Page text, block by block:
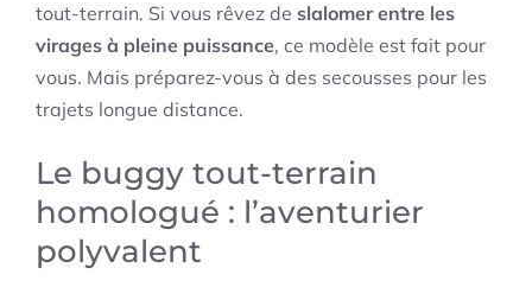
tout-terrain. Si vous rêvez de slalomer entre les
virages à pleine puissance, ce modèle est fait pour
vous. Mais préparez-vous à des secousses pour les
trajets longue distance.
Le buggy tout-terrain
homologué : l’aventurier
polyvalent